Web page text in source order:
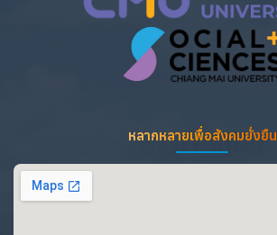
หลากหลายเพื่อสังคมยั่งยืน